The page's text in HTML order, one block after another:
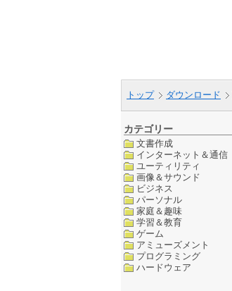
トップ ダウンロード
カテゴリー
文書作成
インターネット＆通信
ユーティリティ
画像＆サウンド
ビジネス
パーソナル
家庭＆趣味
学習＆教育
ゲーム
アミューズメント
プログラミング
ハードウェア